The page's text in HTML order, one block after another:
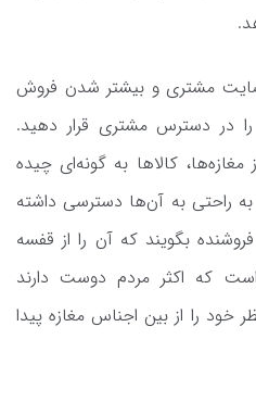
مشتری و بیشتر شدن فروش
در دسترس مشتری قرار دهید.
کالاها به گونه‌ای چیده
به راحتی به آن‌ها دسترسی داشته
بگویند که آن را از قفسه
است که اکثر مردم دوست دارند
خود را از بین اجناس مغازه پیدا